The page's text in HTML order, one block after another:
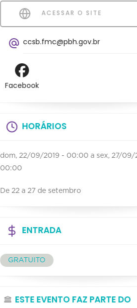
ACESSAR O SITE
ccsb.fmc@pbh.gov.br
Facebook
HORÁRIOS
dom, 22/09/2019 - 00:00 a sex, 27/09/
00:00
De 22 a 27 de setembro
ENTRADA
GRATUITO
ESTE EVENTO FAZ PARTE DO